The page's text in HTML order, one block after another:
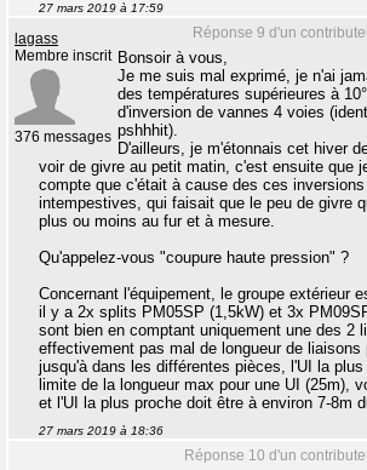
27 mars 2019 à 17:59
Réponse 9 d'un
lagass
Membre inscrit
376 messages
Bonsoir à vous,
Je me suis mal exprimé, je n'ai
des températures supérieures à
d'inversion de vannes 4 voies
pshhhit).
D'ailleurs, je m'étonnais cet hiver
voir de givre au petit matin, c'est ensuite que
compte que c'était à cause des ces
intempestives, qui faisait que le peu de givre
plus ou moins au fur et à mesure.
Qu'appelez-vous "coupure haute pression" ?
Concernant l'équipement, le groupe extérieur
il y a 2x splits PM05SP (1,5kW) et 3x
sont bien en comptant uniquement une des 2
effectivement pas mal de longueur de liaisons
jusqu'à dans les différentes pièces, l'UI la
limite de la longueur max pour une UI (25m),
et l'UI la plus proche doit être à environ 7-8m
27 mars 2019 à 18:36
Réponse 10 d'un